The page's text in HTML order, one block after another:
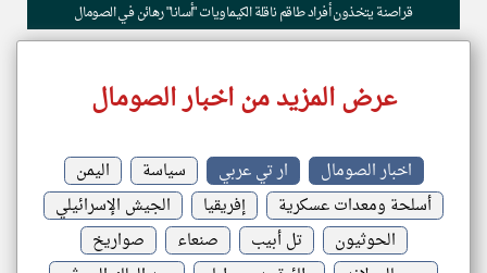
قراصنة يتخذون أفراد طاقم ناقلة الكيماويات "أسانا" رهائن في الصومال
عرض المزيد من اخبار الصومال
اخبار الصومال ار تي عربي سياسة
اليمن
أسلحة ومعدات عسكرية
إفريقيا
الجيش الإسرائيلي
الحوثيون
تل أبيب صنعاء
صواريخ